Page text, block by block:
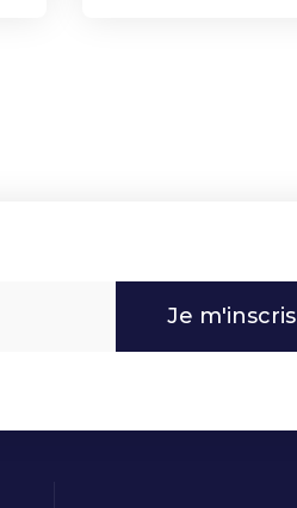
Je m'inscris